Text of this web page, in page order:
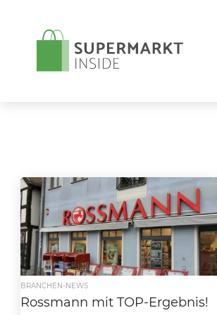
BRANCHEN-NEWS
Rossmann mit TOP-Ergebnis!